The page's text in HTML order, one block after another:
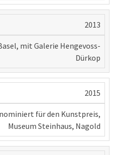
2013
mit Galerie Hengevoss-
Dürkop
2015
für den Kunstpreis,
Museum Steinhaus, Nagold